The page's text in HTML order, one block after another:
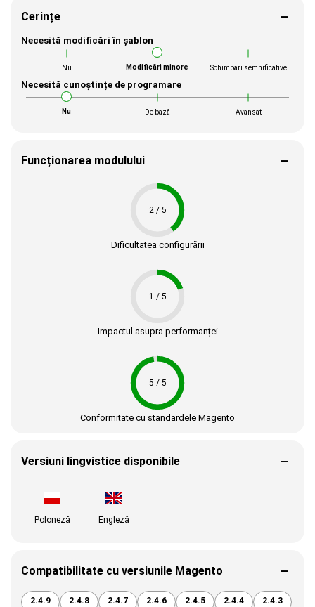
Cerințe
Necesită modificări în șablon
Nu Modificări minore Schimbări semnificative
Necesită cunoștințe de programare
Nu De bază Avansat
Funcționarea modulului
2 / 5
Dificultatea configurării
1 / 5
Impactul asupra performanței
5 / 5
Conformitate cu standardele Magento
Versiuni lingvistice disponibile
Poloneză Engleză
Compatibilitate cu versiunile Magento
2.4.9 2.4.8 2.4.7 2.4.6 2.4.5 2.4.4 2.4.3